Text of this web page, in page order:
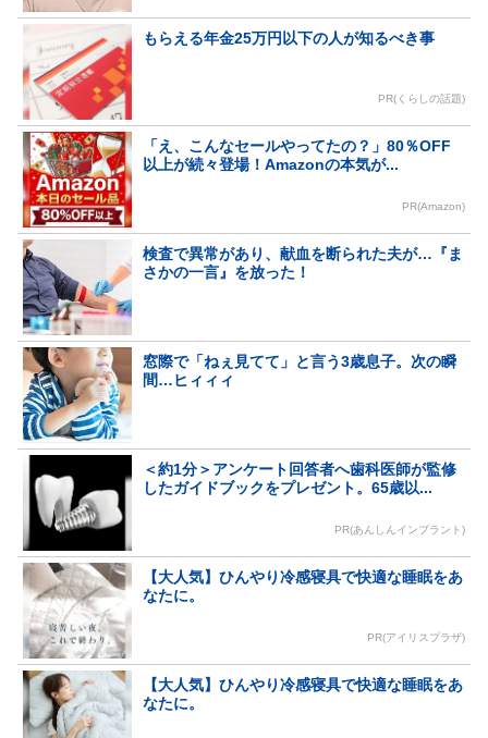
もらえる年金25万円以下の人が知るべき事
PR(くらしの話題)
「え、こんなセールやってたの？」80％OFF
以上が続々登場！Amazonの本気が...
PR(Amazon)
検査で異常があり、献血を断られた夫が…『ま
さかの一言』を放った！
窓際で「ねぇ見てて」と言う3歳息子。次の瞬
間…ヒィィィ
＜約1分＞アンケート回答者へ歯科医師が監修
したガイドブックをプレゼント。65歳以...
PR(あんしんインプラント)
【大人気】ひんやり冷感寝具で快適な睡眠をあ
なたに。
PR(アイリスプラザ)
【大人気】ひんやり冷感寝具で快適な睡眠をあ
なたに。